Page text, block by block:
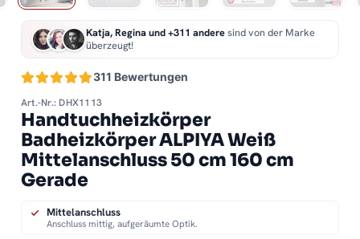
311 Bewertungen
Katja, Regina und +311 anderesind von der Marke
überzeugt!
Art.-Nr.: DHX1113
Handtuchheizkörper
Badheizkörper ALPIYA Weiß
Mittelanschluss 50 cm 160 cm
Gerade
Mittelanschluss
Anschluss mittig, aufgeräumte Optik.